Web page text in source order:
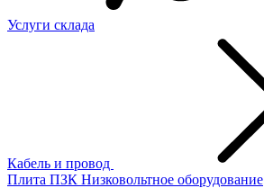
Услуги склада
Кабель и провод
Плита ПЗК Низковольтное оборудование